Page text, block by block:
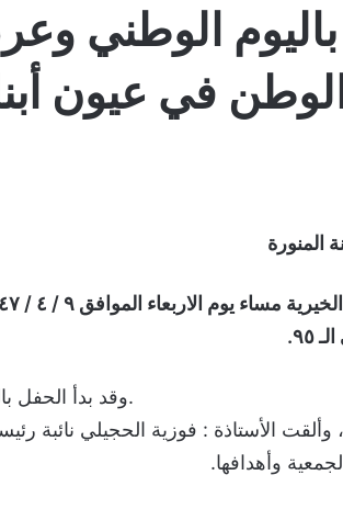
باليوم الوطني
في عيون
المنورة
٩٥.
.وقد بدأ الحفل
الأستاذة : فوزية الحجيلي نائبة
وأهدافها.